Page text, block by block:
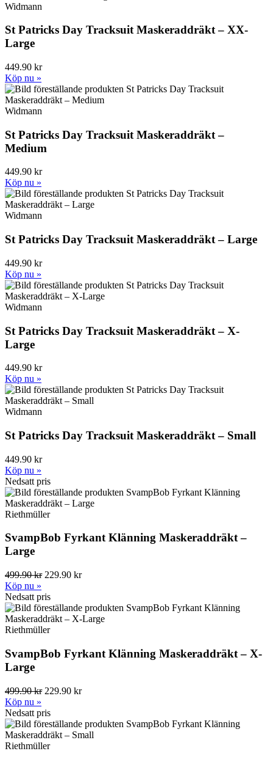
Widmann
St Patricks Day Tracksuit Maskeraddräkt – XX-
Large
449.90 kr
Köp nu »
Widmann
St Patricks Day Tracksuit Maskeraddräkt –
Medium
449.90 kr
Köp nu »
Widmann
St Patricks Day Tracksuit Maskeraddräkt – Large
449.90 kr
Köp nu »
Widmann
St Patricks Day Tracksuit Maskeraddräkt – X-
Large
449.90 kr
Köp nu »
Widmann
St Patricks Day Tracksuit Maskeraddräkt – Small
449.90 kr
Köp nu »
Nedsatt pris
Riethmüller
SvampBob Fyrkant Klänning Maskeraddräkt –
Large
499.90 kr229.90 kr
Köp nu »
Nedsatt pris
Riethmüller
SvampBob Fyrkant Klänning Maskeraddräkt – X-
Large
499.90 kr229.90 kr
Köp nu »
Nedsatt pris
Riethmüller